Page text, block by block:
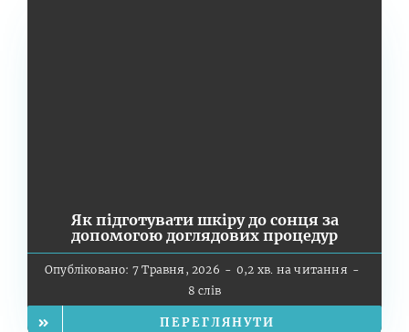
Як підготувати шкіру до сонця за
допомогою доглядових процедур
Опубліковано: 7 Травня, 2026 - 0,2 хв. на читання -
8 слів
ПЕРЕГЛЯНУТИ